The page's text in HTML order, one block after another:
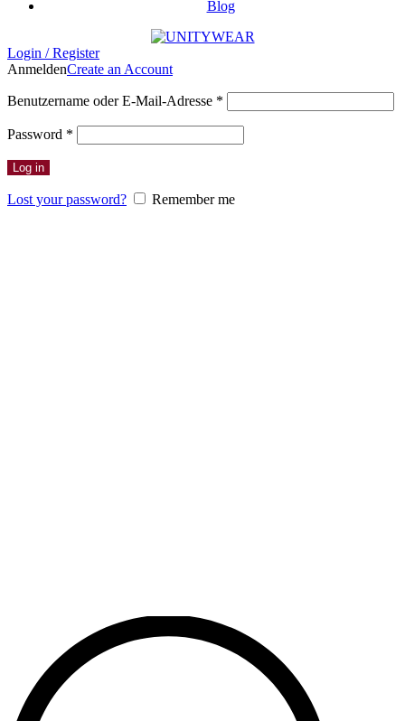
Blog
Login / Register
AnmeldenCreate an Account
Benutzername oder E-Mail-Adresse *
Password *
Log in
Lost your password? Remember me